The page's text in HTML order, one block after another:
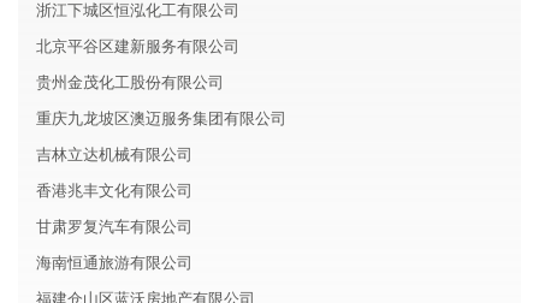
浙江下城区恒泓化工有限公司
北京平谷区建新服务有限公司
贵州金茂化工股份有限公司
重庆九龙坡区澳迈服务集团有限公司
吉林立达机械有限公司
香港兆丰文化有限公司
甘肃罗复汽车有限公司
海南恒通旅游有限公司
福建仓山区蓝沃房地产有限公司